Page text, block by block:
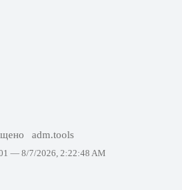
adm.tools
— 8/7/2026, 2:22:48 AM